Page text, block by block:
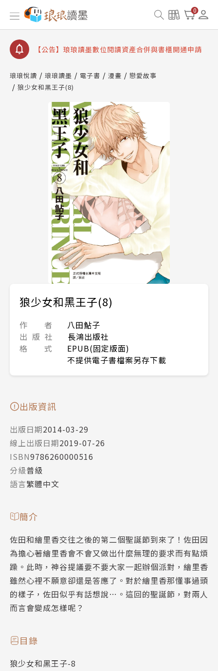
0
【公告】因 Readmoo 讀墨系統維護中，本站同步暫
停部分閱讀服務
【公告】琅琅讀墨書櫃開通常見問題
【公告】琅琅讀墨 3 分鐘完成書櫃開通與資產合併申
請圖文教學
【公告】琅琅書店服務升級重要說明及資產合併結果
【公告】因 Readmoo 讀墨系統維護中，本站同步暫
停部分閱讀服務
琅琅悅讀 琅琅讀墨 電子書 漫畫
戀愛故事
狼少女和黑王子(8)
狼少女和黑王子(8)
作 者
八田鮎子
出 版 社
長鴻出版社
格 式
EPUB(固定版面)
不提供電子書檔案另存下載
出版資訊
出版日期2014-03-29
線上出版日期2019-07-26
ISBN9786260000516
分級普級
語言繁體中文
簡介
佐田和繪里香交往之後的第二個聖誕節到來了！佐田因
為擔心著繪里香會不會又做出什麼無理的要求而有點煩
躁。此時，神谷提議要不要大家一起辦個派對，繪里香
雖然心裡不願意卻還是答應了。對於繪里香那懂事過頭
的樣子，佐田似乎有話想說…。這回的聖誕節，對兩人
而言會變成怎樣呢？
目錄
狼少女和黑王子-8